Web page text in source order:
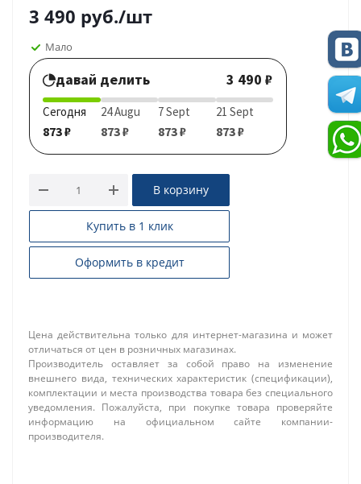
3 490 руб./шт
Мало
давай делить 3 490 ₽
Сегодня
873 ₽
24 Augu
873 ₽
7 Sept
873 ₽
21 Sept
873 ₽
В корзину
Купить в 1 клик
Оформить в кредит
Цена действительна только для интернет-магазина и может
отличаться от цен в розничных магазинах.
Производитель оставляет за собой право на изменение
внешнего вида, технических характеристик (спецификации),
комплектации и места производства товара без специального
уведомления. Пожалуйста, при покупке товара проверяйте
информацию на официальном сайте компании-
производителя.